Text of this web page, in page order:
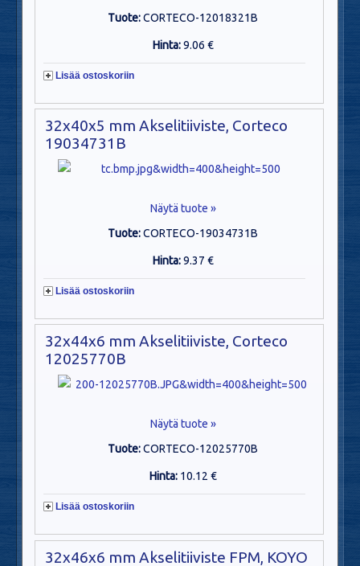
Tuote:CORTECO-12018321B
Hinta:9.06 €
Lisää ostoskoriin
32x40x5 mm Akselitiiviste, Corteco
19034731B
Näytä tuote »
Tuote:CORTECO-19034731B
Hinta:9.37 €
Lisää ostoskoriin
32x44x6 mm Akselitiiviste, Corteco
12025770B
Näytä tuote »
Tuote:CORTECO-12025770B
Hinta: 10.12 €
Lisää ostoskoriin
32x46x6 mm Akselitiiviste FPM, KOYO